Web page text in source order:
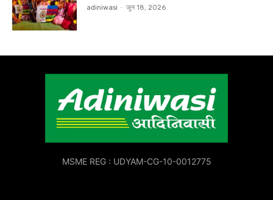
adiniwasi - जून 18, 2026
MSME REG : UDYAM-CG-10-0012775